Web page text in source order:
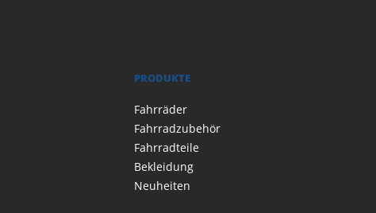
PRODUKTE
Fahrräder
Fahrradzubehör
Fahrradteile
Bekleidung
Neuheiten